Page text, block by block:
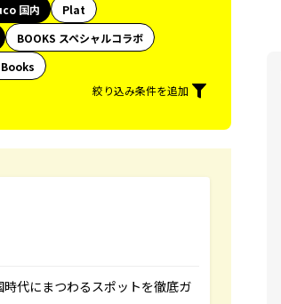
国内
Plat
BOOKS スペシャルコラボ
絞り込み条件を追加
代にまつわるスポットを徹底ガ